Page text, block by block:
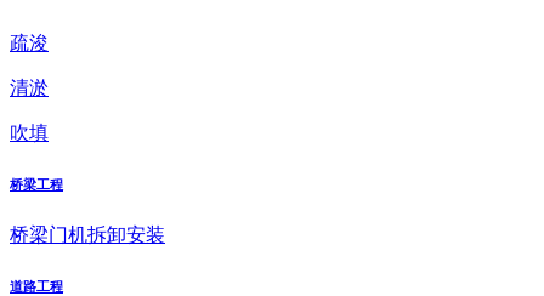
疏浚
清淤
吹填
桥梁工程
桥梁门机拆卸安装
道路工程